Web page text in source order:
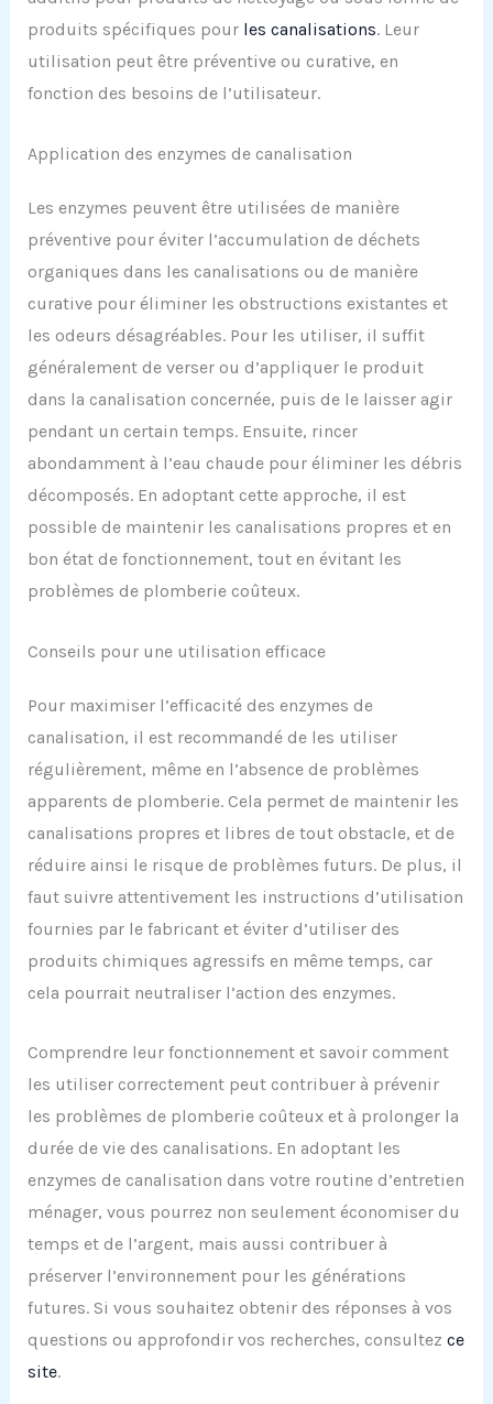
produits spécifiques pour les canalisations. Leur
utilisation peut être préventive ou curative, en
fonction des besoins de l’utilisateur.
Application des enzymes de canalisation
Les enzymes peuvent être utilisées de manière
préventive pour éviter l’accumulation de déchets
organiques dans les canalisations ou de manière
curative pour éliminer les obstructions existantes et
les odeurs désagréables. Pour les utiliser, il suffit
généralement de verser ou d’appliquer le produit
dans la canalisation concernée, puis de le laisser agir
pendant un certain temps. Ensuite, rincer
abondamment à l’eau chaude pour éliminer les débris
décomposés. En adoptant cette approche, il est
possible de maintenir les canalisations propres et en
bon état de fonctionnement, tout en évitant les
problèmes de plomberie coûteux.
Conseils pour une utilisation efficace
Pour maximiser l’efficacité des enzymes de
canalisation, il est recommandé de les utiliser
régulièrement, même en l’absence de problèmes
apparents de plomberie. Cela permet de maintenir les
canalisations propres et libres de tout obstacle, et de
réduire ainsi le risque de problèmes futurs. De plus, il
faut suivre attentivement les instructions d’utilisation
fournies par le fabricant et éviter d’utiliser des
produits chimiques agressifs en même temps, car
cela pourrait neutraliser l’action des enzymes.
Comprendre leur fonctionnement et savoir comment
les utiliser correctement peut contribuer à prévenir
les problèmes de plomberie coûteux et à prolonger la
durée de vie des canalisations. En adoptant les
enzymes de canalisation dans votre routine d’entretien
ménager, vous pourrez non seulement économiser du
temps et de l’argent, mais aussi contribuer à
préserver l’environnement pour les générations
futures. Si vous souhaitez obtenir des réponses à vos
questions ou approfondir vos recherches, consultez ce
site.